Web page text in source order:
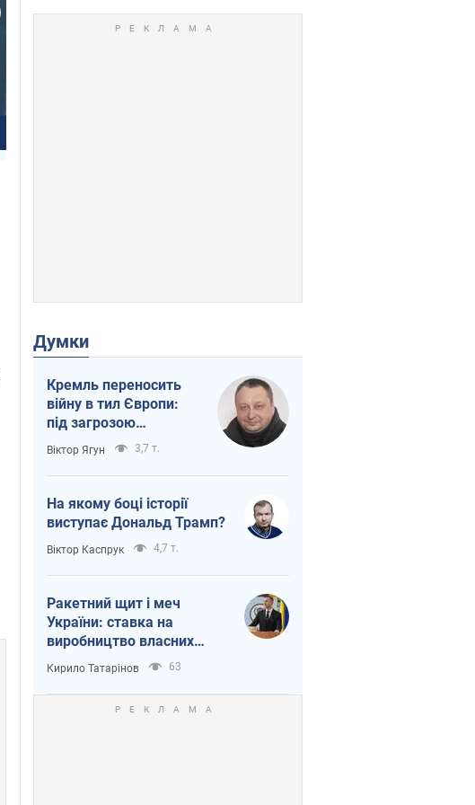
Думки
Кремль переносить
війну в тил Європи:
під загрозою
критична логістика
Віктор Ягун 3,7 т.
На якому боці історії
виступає Дональд Трамп?
Віктор Каспрук 4,7 т.
Ракетний щит і меч
України: ставка на
виробництво власних
ракет
Кирило Татарінов 63